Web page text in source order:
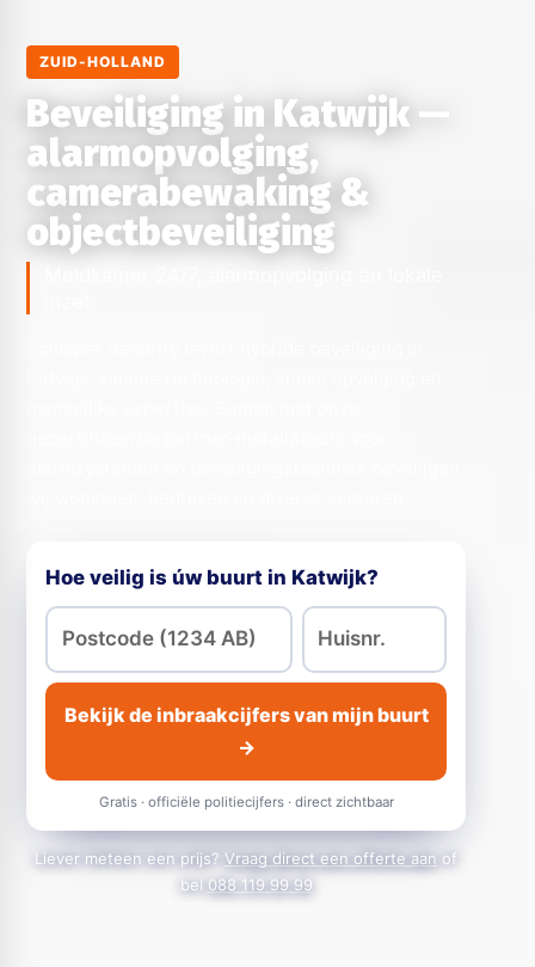
ZUID-HOLLAND
Beveiliging in Katwijk —
alarmopvolging,
camerabewaking &
objectbeveiliging
Hoe veilig is úw buurt in Katwijk?
Bekijk de inbraakcijfers van mijn buurt
→
Gratis · officiële politiecijfers · direct zichtbaar
Liever meteen een prijs? Vraag direct een offerte aan of
bel 088 119 99 99